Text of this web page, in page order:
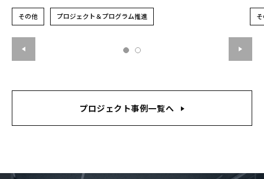
その他 プロジェクト＆プログラム推進
プロジェクト事例一覧へ